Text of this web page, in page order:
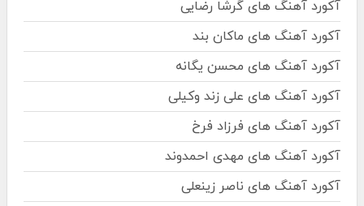
آکورد آهنگ های گرشا رضایی
آکورد آهنگ های ماکان بند
آکورد آهنگ های محسن یگانه
آکورد آهنگ های علی زند وکیلی
آکورد آهنگ های فرزاد فرخ
آکورد آهنگ های مهدی احمدوند
آکورد آهنگ های ناصر زینعلی